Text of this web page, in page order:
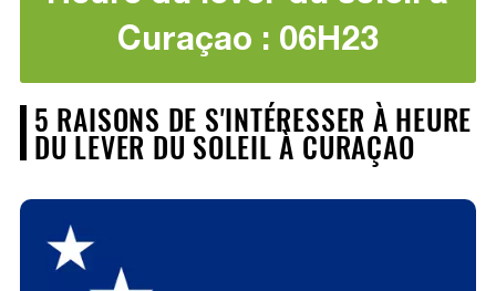
Curaçao : 06H23
5 RAISONS DE S'INTÉRESSER À HEURE
DU LEVER DU SOLEIL À CURAÇAO